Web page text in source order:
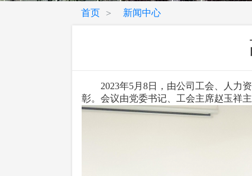
首页 > 新闻中心
2023年5月8日，由公司工会、人力资
彰。会议由党委书记、工会主席赵玉祥